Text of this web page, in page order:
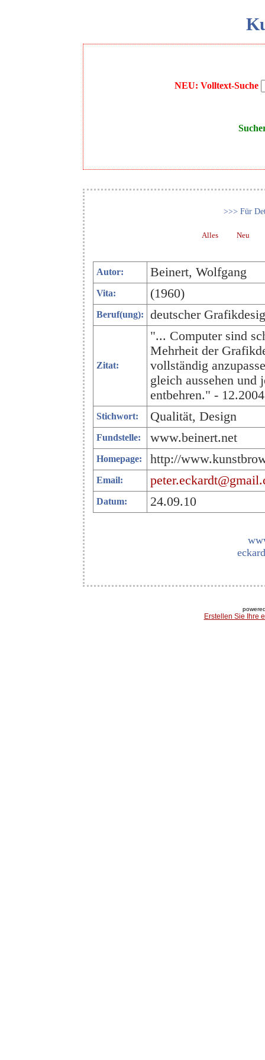
NEU: Volltext-Suche
>>> Für
Alles Neu
Autor: Beinert, Wolfgang
Vita: (1960)
Beruf(ung): deutscher
Zitat:
"... Computer sind
Mehrheit der
vollständig
gleich aussehen und
entbehren." -
Stichwort: Qualität, Design
Fundstelle: www.beinert.net
Homepage: http://
Email:
Datum: 24.09.10
Erstellen Sie Ihre